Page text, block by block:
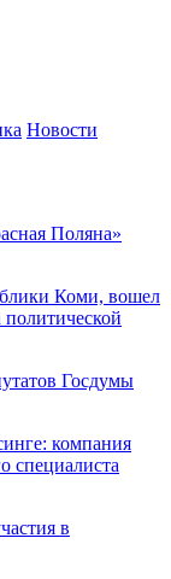
Новости
Поляна»
Коми, вошел
политической
Госдумы
компания
специалиста
в